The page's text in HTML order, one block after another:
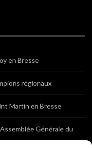
en Bresse
régionaux
Martin en Bresse
Générale du